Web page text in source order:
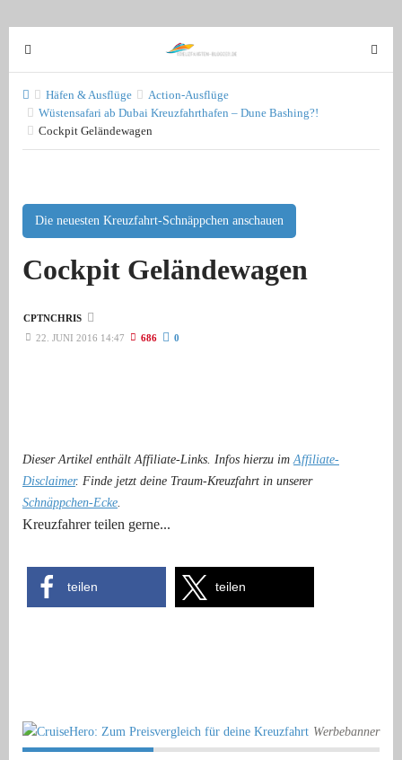
T
o
g
g
i
g
T
o
Häfen & Ausflüge
Action-Ausflüge
Wüstensafari ab Dubai Kreuzfahrthafen – Dune Bashing?!
Cockpit Geländewagen
Die neuesten Kreuzfahrt-Schnäppchen anschauen
Cockpit Geländewagen
CPTNCHRIS
22. JUNI 2016 14:47
686 0
Dieser Artikel enthält Affiliate-Links. Infos hierzu imAffiliate-
Disclaimer. Finde jetzt deine Traum-Kreuzfahrt in unserer
Schnäppchen-Ecke.
Kreuzfahrer teilen gerne...
teilen teilen
Werbebanner